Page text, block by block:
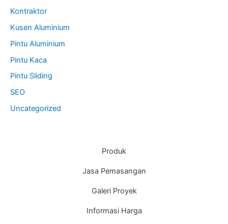
Kontraktor
Kusen Aluminium
Pintu Aluminium
Pintu Kaca
Pintu Sliding
SEO
Uncategorized
Produk
Jasa Pemasangan
Galeri Proyek
Informasi Harga